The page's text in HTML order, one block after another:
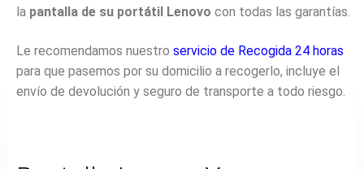
la pantalla de su portátil Lenovo con todas las garantías.
Le recomendamos nuestro servicio de Recogida 24 horas
para que pasemos por su domicilio a recogerlo, incluye el
envío de devolución y seguro de transporte a todo riesgo.